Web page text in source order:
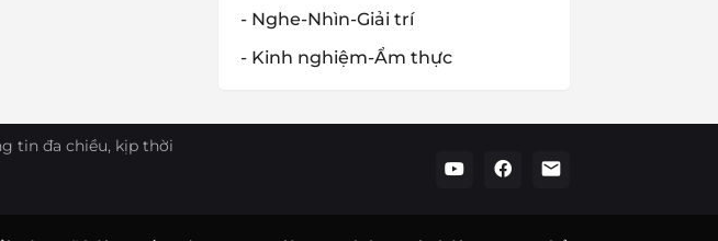
- Nghe-Nhìn-Giải trí
- Kinh nghiệm-Ẩm thực
tin đa chiều, kịp thời